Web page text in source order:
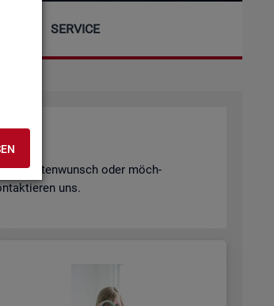
SERVICE
Da­ten­wunsch oder möch­
uns.